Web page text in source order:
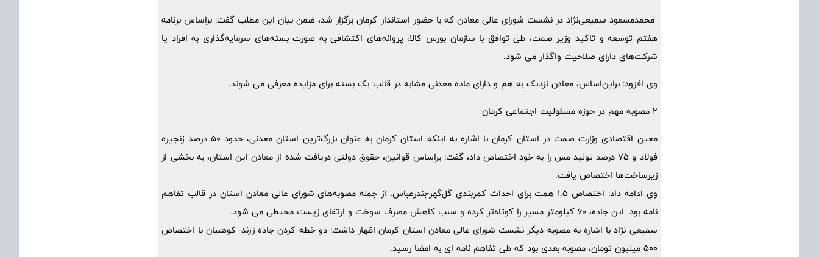
محمدمسعود سمیعی‌نژاد در نشست شورای عالی معادن که با حضور استاندار کرمان برگزار شد، ضمن بیان این مطلب گفت: براساس برنامه
هفتم توسعه و تاکید وزیر صمت، طی توافق با سازمان بورس کالا، پروانه‌های اکتشافی به صورت بسته‌های سرمایه‌گذاری به افراد یا
شرکت‌های دارای صلاحیت واگذار می شود.
وی افزود: براین‌اساس، معادن نزدیک به هم و دارای ماده معدنی مشابه در قالب یک بسته برای مزایده معرفی می شوند.
2 مصوبه مهم در حوزه مسئولیت اجتماعی کرمان
معین اقتصادی وزارت صمت در استان کرمان با اشاره به اینکه استان کرمان به عنوان بزرگ‌ترین استان معدنی، حدود 50 درصد زنجیره
فولاد و 75 درصد تولید مس را به خود اختصاص داد، گفت: براساس قوانین، حقوق دولتی دریافت شده از معادن این استان، به بخشی از
زیرساخت‌ها اختصاص یافت.
وی ادامه داد: اختصاص 1.5 همت برای احداث کمربندی گل‌گهر-بندرعباس، از جمله مصوبه‌های شورای عالی معادن استان در قالب تفاهم
نامه بود. این جاده، 60 کیلومتر مسیر را کوتاه‌تر کرده و سبب کاهش مصرف سوخت و ارتقای زیست محیطی می شود.
سمیعی نژاد با اشاره به مصوبه دیگر نشست شورای عالی معادن استان کرمان اظهار داشت: دو خطه کردن جاده زرند- کوهبنان با اختصاص
500 میلیون تومان، مصوبه بعدی بود که طی تفاهم نامه ای به امضا رسید.